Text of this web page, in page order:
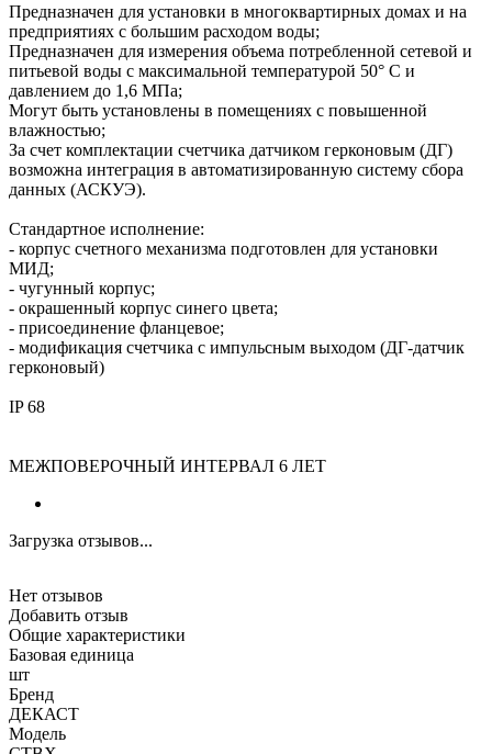
Предназначен для установки в многоквартирных домах и на
предприятиях с большим расходом воды;
Предназначен для измерения объема потребленной сетевой и
питьевой воды с максимальной температурой 50° C и
давлением до 1,6 МПа;
Могут быть установлены в помещениях с повышенной
влажностью;
За счет комплектации счетчика датчиком герконовым (ДГ)
возможна интеграция в автоматизированную систему сбора
данных (АСКУЭ).
Стандартное исполнение:
- корпус счетного механизма подготовлен для установки
МИД;
- чугунный корпус;
- окрашенный корпус синего цвета;
- присоединение фланцевое;
- модификация счетчика с импульсным выходом (ДГ-датчик
герконовый)
IP 68
МЕЖПОВЕРОЧНЫЙ ИНТЕРВАЛ 6 ЛЕТ
Загрузка отзывов...
Нет отзывов
Добавить отзыв
Общие характеристики
Базовая единица
шт
Бренд
ДЕКАСТ
Модель